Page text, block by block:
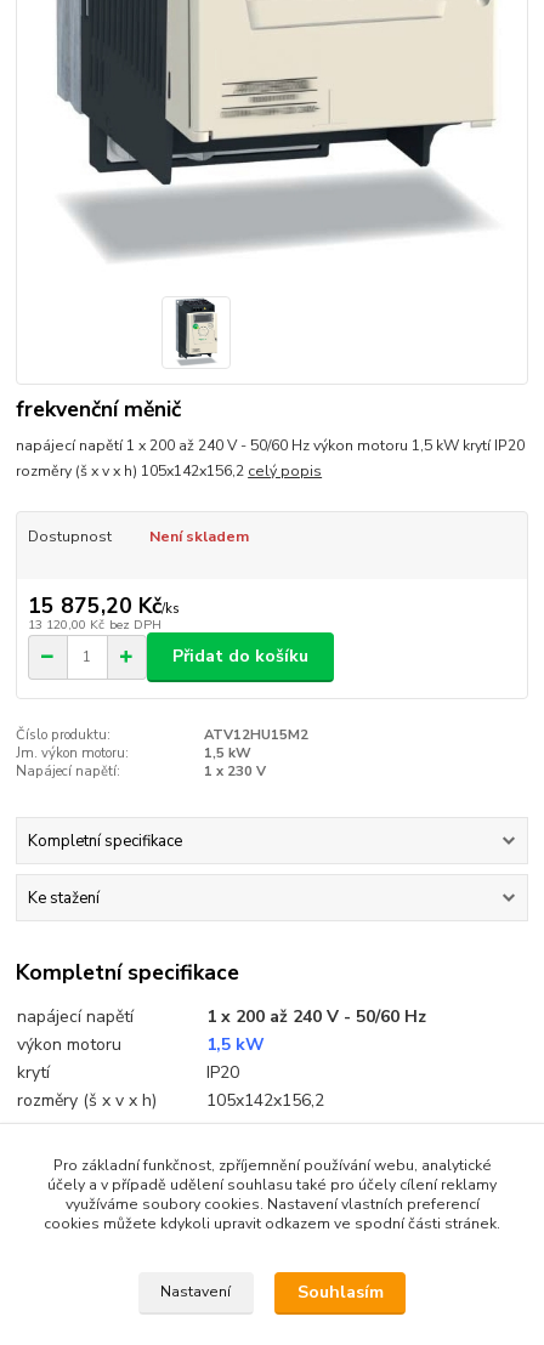
frekvenční měnič
napájecí napětí 1 x 200 až 240 V - 50/60 Hz výkon motoru 1,5 kW krytí IP20
rozměry (š x v x h) 105x142x156,2 celý popis
Dostupnost Není skladem
15 875,20 Kč/ks
13 120,00 Kč bez DPH
Přidat do košíku
Číslo produktu:
ATV12HU15M2
Jm. výkon motoru:
1,5 kW
Napájecí napětí:
1 x 230 V
Kompletní specifikace
Ke stažení
Kompletní specifikace
napájecí napětí
1 x 200 až 240 V - 50/60 Hz
výkon motoru
1,5 kW
krytí
IP20
rozměry (š x v x h)
105x142x156,2
Ke stažení
Pro základní funkčnost, zpříjemnění používání webu, analytické
účely a v případě udělení souhlasu také pro účely cílení reklamy
využíváme soubory cookies. Nastavení vlastních preferencí
cookies můžete kdykoli upravit odkazem ve spodní části stránek.
Nastavení Souhlasím